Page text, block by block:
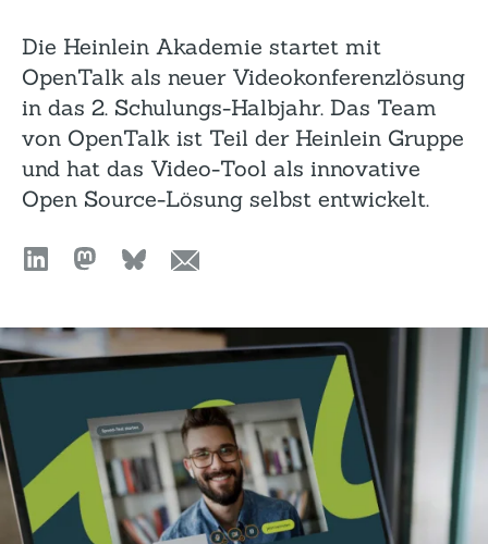
Die Heinlein Akademie startet mit
OpenTalk als neuer Videokonferenzlösung
in das 2. Schulungs-Halbjahr. Das Team
von OpenTalk ist Teil der Heinlein Gruppe
und hat das Video-Tool als innovative
Open Source-Lösung selbst entwickelt.